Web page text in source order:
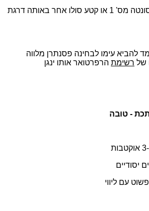
גלייארד: סונטה מס' 1 או קטע סולו אחר באותה דרגת
להביא עימו לבחינה פסנתרן מלווה
של רשימת הרפרטואר אותו ינגן
- טובה
יסודיים
עם ליווי